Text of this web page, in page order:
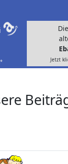
Jetzt